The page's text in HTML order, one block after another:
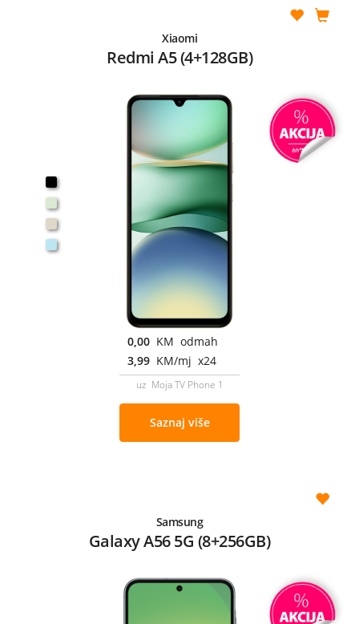
Xiaomi
Redmi A5 (4+128GB)
0,00 KM odmah
3,99 KM/mj x24
uz Moja TV Phone 1
Saznaj više
Samsung
Galaxy A56 5G (8+256GB)